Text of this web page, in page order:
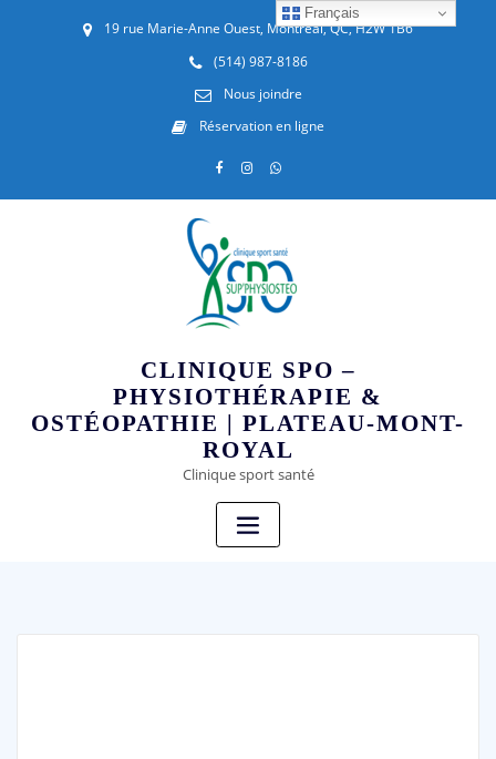
19 rue Marie-Anne Ouest, Montréal, QC, H2W 1B6
(514) 987-8186
Nous joindre
Réservation en ligne
CLINIQUE SPO –
PHYSIOTHÉRAPIE &
OSTÉOPATHIE | PLATEAU-MONT-
ROYAL
Clinique sport santé
Français